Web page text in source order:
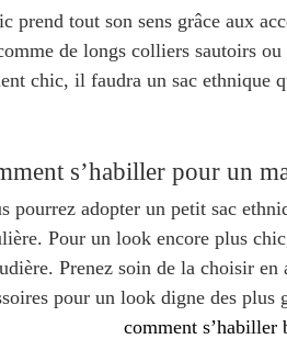
prend tout son sens grâce aux
de longs colliers sautoirs
chic, il faudra un sac ethnique
s’habiller pour un
pourrez adopter un petit sac
Pour un look encore plus
Prenez soin de la choisir
pour un look digne des
comment s’habiller